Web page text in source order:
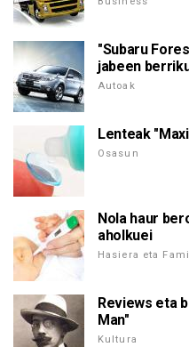
"Subaru
jabeen
Autoak
Lenteak
Osasun
Nola haur
aholkuei
Hasiera eta
Reviews eta
Man"
Kultura